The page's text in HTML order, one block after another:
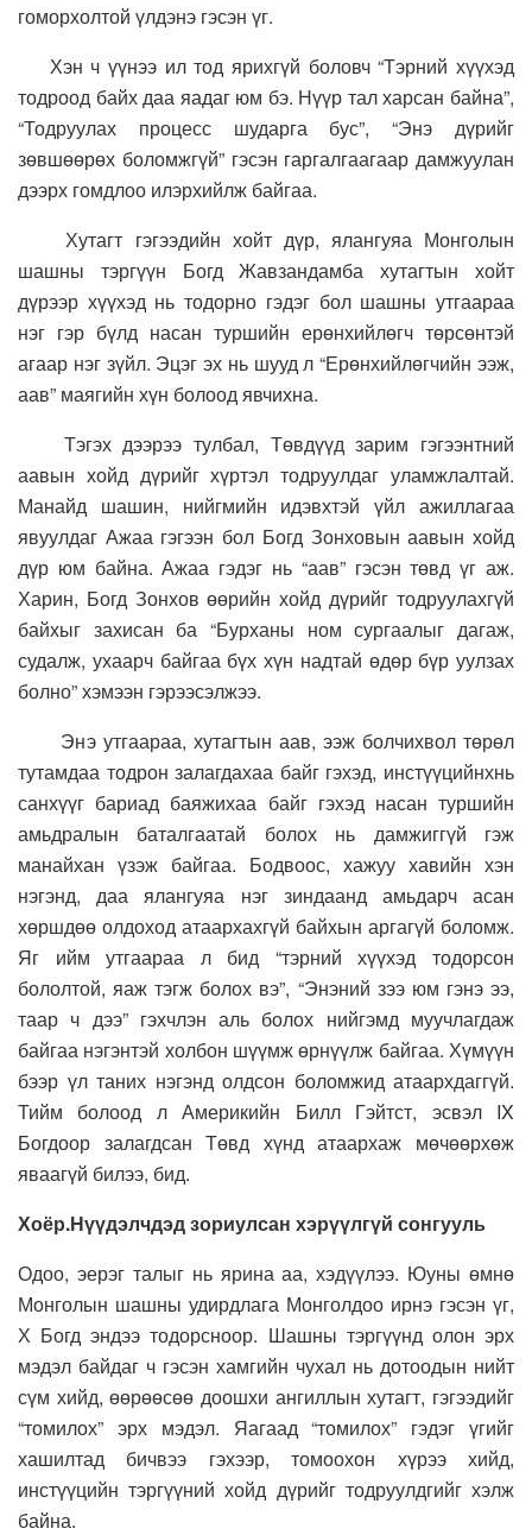
гоморхолтой үлдэнэ гэсэн үг.
Хэн ч үүнээ ил тод ярихгүй боловч “Тэрний хүүхэд
тодроод байх даа яадаг юм бэ. Нүүр тал харсан байна”,
“Тодруулах процесс шударга бус”, “Энэ дүрийг
зөвшөөрөх боломжгүй” гэсэн гаргалгаагаар дамжуулан
дээрх гомдлоо илэрхийлж байгаа.
Хутагт гэгээдийн хойт дүр, ялангуяа Монголын
шашны тэргүүн Богд Жавзандамба хутагтын хойт
дүрээр хүүхэд нь тодорно гэдэг бол шашны утгаараа
нэг гэр бүлд насан туршийн ерөнхийлөгч төрсөнтэй
агаар нэг зүйл. Эцэг эх нь шууд л “Ерөнхийлөгчийн ээж,
аав” маягийн хүн болоод явчихна.
Тэгэх дээрээ тулбал, Төвдүүд зарим гэгээнтний
аавын хойд дүрийг хүртэл тодруулдаг уламжлалтай.
Манайд шашин, нийгмийн идэвхтэй үйл ажиллагаа
явуулдаг Ажаа гэгээн бол Богд Зонховын аавын хойд
дүр юм байна. Ажаа гэдэг нь “аав” гэсэн төвд үг аж.
Харин, Богд Зонхов өөрийн хойд дүрийг тодруулахгүй
байхыг захисан ба “Бурханы ном сургаалыг дагаж,
судалж, ухаарч байгаа бүх хүн надтай өдөр бүр уулзах
болно” хэмээн гэрээсэлжээ.
Энэ утгаараа, хутагтын аав, ээж болчихвол төрөл
тутамдаа тодрон залагдахаа байг гэхэд, инстүүцийнхнь
санхүүг бариад баяжихаа байг гэхэд насан туршийн
амьдралын баталгаатай болох нь дамжиггүй гэж
манайхан үзэж байгаа. Бодвоос, хажуу хавийн хэн
нэгэнд, даа ялангуяа нэг зиндаанд амьдарч асан
хөршдөө олдоход атаархахгүй байхын аргагүй боломж.
Яг ийм утгаараа л бид “тэрний хүүхэд тодорсон
бололтой, яаж тэгж болох вэ”, “Энэний зээ юм гэнэ ээ,
таар ч дээ” гэхчлэн аль болох нийгэмд муучлагдаж
байгаа нэгэнтэй холбон шүүмж өрнүүлж байгаа. Хүмүүн
бээр үл таних нэгэнд олдсон боломжид атаархдаггүй.
Тийм болоод л Америкийн Билл Гэйтст, эсвэл IX
Богдоор залагдсан Төвд хүнд атаархаж мөчөөрхөж
яваагүй билээ, бид.
Хоёр.Нүүдэлчдэд зориулсан хэрүүлгүй сонгууль
Одоо, эерэг талыг нь ярина аа, хэдүүлээ. Юуны өмнө
Монголын шашны удирдлага Монголдоо ирнэ гэсэн үг,
Х Богд эндээ тодорсноор. Шашны тэргүүнд олон эрх
мэдэл байдаг ч гэсэн хамгийн чухал нь дотоодын нийт
сүм хийд, өөрөөсөө доошхи ангиллын хутагт, гэгээдийг
“томилох” эрх мэдэл. Яагаад “томилох” гэдэг үгийг
хашилтад бичвээ гэхээр, томоохон хүрээ хийд,
инстүүцийн тэргүүний хойд дүрийг тодруулдгийг хэлж
байна.